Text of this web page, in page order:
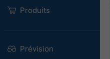
Produits
Prévision